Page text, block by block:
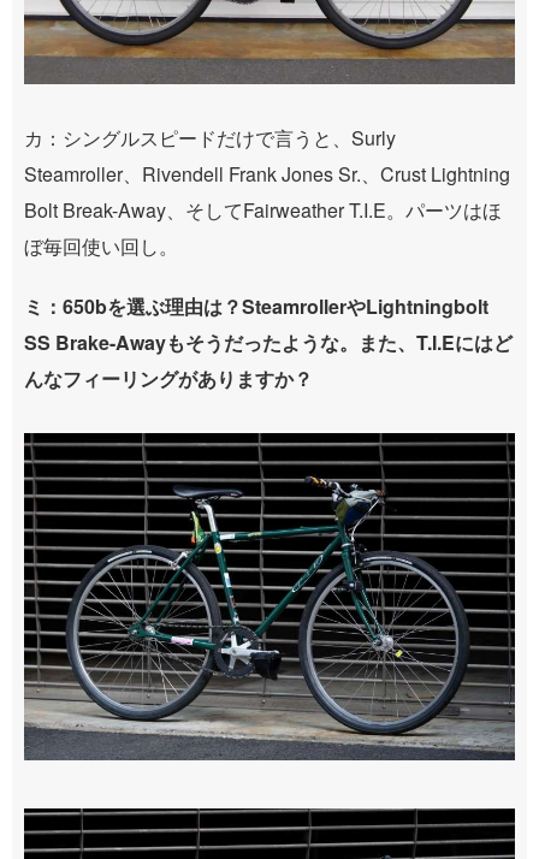
カ：シングルスピードだけで言うと、Surly
Steamroller、Rivendell Frank Jones Sr.、Crust Lightning
Bolt Break-Away、そしてFairweather T.I.E。パーツはほ
ぼ毎回使い回し。
ミ：650bを選ぶ理由は？SteamrollerやLightningbolt
SS Brake-Awayもそうだったような。また、T.I.Eにはど
んなフィーリングがありますか？